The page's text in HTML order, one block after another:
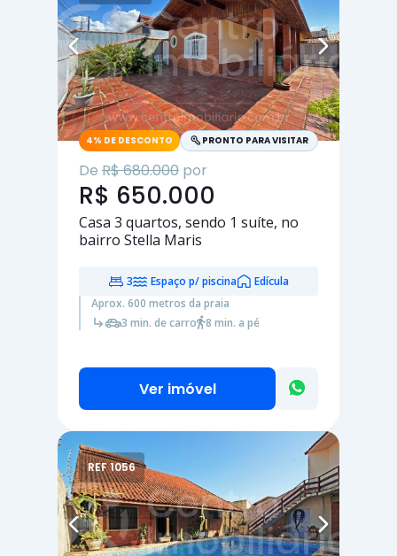
PRONTO PARA VISITAR
4% DE DESCONTO
De R$ 680.000 por
R$ 650.000
Casa 3 quartos, sendo 1 suíte, no
bairro Stella Maris
3 Espaço p/ piscina
Edícula
Aprox. 600 metros da praia
3 min. de carro
8 min. a pé
Ver imóvel
REF 1056